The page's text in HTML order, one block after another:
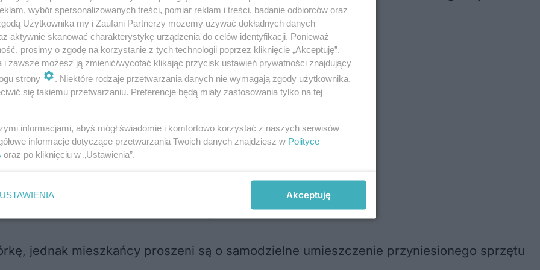
Bricoman
Polskiej Korporacji Recyklingu
jednak mieszkańcy proszeni są o samodzielne umieszczenie przyniesionego sprzętu
wybór spersonalizowanych treści, pomiar reklam i treści, badanie odbiorców oraz
Użytkownika my i Zaufani Partnerzy możemy używać dokładnych danych
aktywnie skanować charakterystykę urządzenia do celów identyfikacji. Ponieważ
prosimy o zgodę na korzystanie z tych technologii poprzez kliknięcie „Akceptuję”.
i zawsze możesz ją zmienić/wycofać klikając przycisk ustawień prywatności znajdujący
strony
. Niektóre rodzaje przetwarzania danych nie wymagają zgody użytkownika,
się takiemu przetwarzaniu. Preferencje będą miały zastosowania tylko na tej
informacjami, abyś mógł świadomie i komfortowo korzystać z naszych serwisów
informacje dotyczące przetwarzania Twoich danych znajdziesz w Polityce
oraz po kliknięciu w „Ustawienia”.
USTAWIENIA Akceptuję